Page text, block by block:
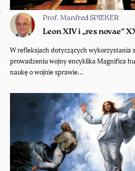
Prof. Manfred SPIEKER
Leon XIV i „res novae”
W refleksjach dotyczących wykorzystania
prowadzeniu wojny encyklika Magnifica
naukę o wojnie sprawie...